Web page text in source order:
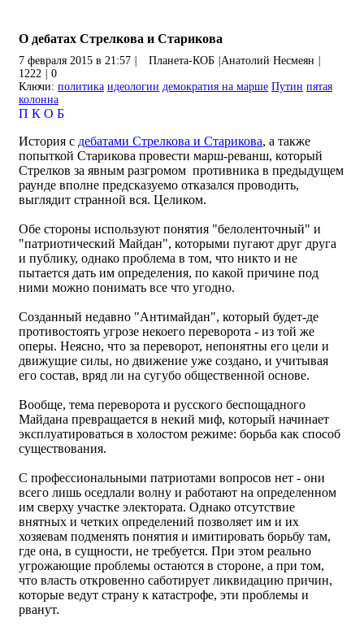
О дебатах Стрелкова и Старикова
7 февраля 2015 в 21:57 Планета-КОБ Анатолий Несмеян
1222
0
Ключи: политика идеологии демократия на марше Путин пятая
колонна
П К О Б
История с дебатами Стрелкова и Старикова, а также
попыткой Старикова провести марш-реванш, который
Стрелков за явным разгромом противника в предыдущем
раунде вполне предсказуемо отказался проводить,
выглядит странной вся. Целиком.
Обе стороны используют понятия "белоленточный" и
"патриотический Майдан", которыми пугают друг друга
и публику, однако проблема в том, что никто и не
пытается дать им определения, по какой причине под
ними можно понимать все что угодно.
Созданный недавно "Антимайдан", который будет-де
противостоять угрозе некоего переворота - из той же
оперы. Неясно, что за переворот, непонятны его цели и
движущие силы, но движение уже создано, и учитывая
его состав, вряд ли на сугубо общественной основе.
Вообще, тема переворота и русского беспощадного
Майдана превращается в некий миф, который начинает
эксплуатироваться в холостом режиме: борьба как способ
существования.
С профессиональными патриотами вопросов нет - они
всего лишь оседлали волну и работают на определенном
им сверху участке электората. Однако отсутствие
внятных и четких определений позволяет им и их
хозяевам подменять понятия и имитировать борьбу там,
где она, в сущности, не требуется. При этом реально
угрожающие проблемы остаются в стороне, а при том,
что власть откровенно саботирует ликвидацию причин,
которые ведут страну к катастрофе, эти проблемы и
рванут.